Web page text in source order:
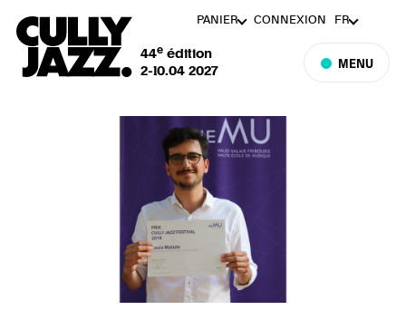
44eédition
2-10.04 2027
MENU
PANIER CONNEXION FR